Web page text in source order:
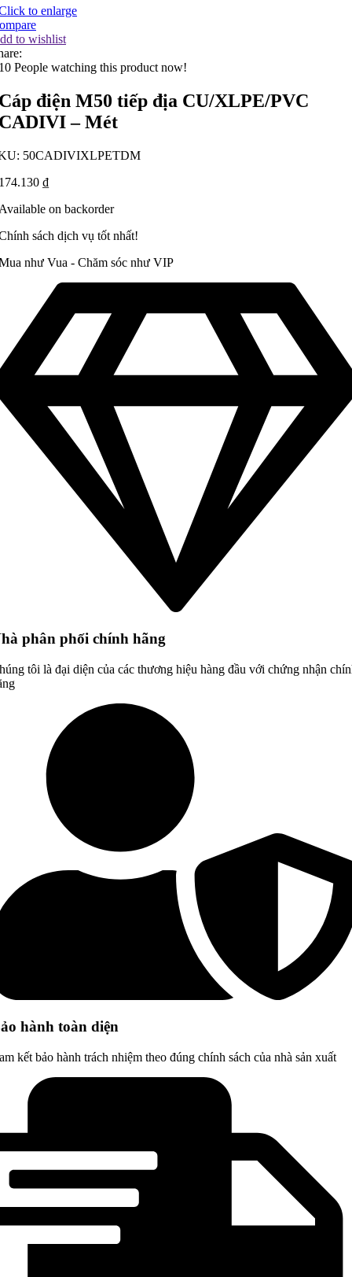
to enlarge
to wishlist
People watching this product now!
điện M50 tiếp địa CU/XLPE/PVC
– Mét
50CADIVIXLPETDM
₫
on backorder
sách dịch vụ tốt nhất!
như Vua - Chăm sóc như VIP
phân phối chính hãng
tôi là đại diện của các thương hiệu hàng đầu với chứng nhận
hành toàn diện
kết bảo hành trách nhiệm theo đúng chính sách của nhà sản xuất